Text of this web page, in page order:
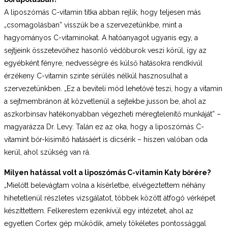
A liposzómás C-vitamin titka abban rejlik, hogy teljesen más
„csomagolásban” visszük be a szervezetünkbe, mint a
hagyományos C-vitaminokat. A hatóanyagot ugyanis egy, a
sejtjeink összetevőihez hasonló védőburok veszi körül, így az
egyébként fényre, nedvességre és külső hatásokra rendkívül
érzékeny C-vitamin szinte sérülés nélkül hasznosulhat a
szervezetünkben. „Ez a beviteli mód lehetővé teszi, hogy a vitamin
a sejtmembránon át közvetlenül a sejtekbe jusson be, ahol az
aszkorbinsav hatékonyabban végezheti méregtelenítő munkáját” –
magyarázza Dr. Levy. Talán ez az oka, hogy a liposzómás C-
vitamint bőr-kisimító hatásáért is dicsérik – hiszen valóban oda
kerül, ahol szükség van rá.
Milyen hatással volt a liposzómás C-vitamin Katy bőrére?
„Mielőtt belevágtam volna a kísérletbe, elvégeztettem néhány
hihetetlenül részletes vizsgálatot, többek között átfogó vérképet
készíttettem. Felkerestem ezenkívül egy intézetet, ahol az
egyetlen Cortex gép működik, amely tökéletes pontossággal